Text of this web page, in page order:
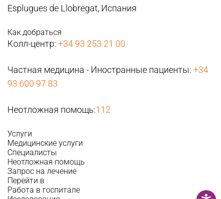
Esplugues de Llobregat, Испания
Как добраться
Колл-центр: +34 93 253 21 00
Частная медицина - Иностранные пациенты: +34
93 600 97 83
Неотложная помощь:112
Услуги
Медицинские услуги
Специалисты
Неотложная помощь
Запрос на лечение
Перейти в
Работа в госпитале